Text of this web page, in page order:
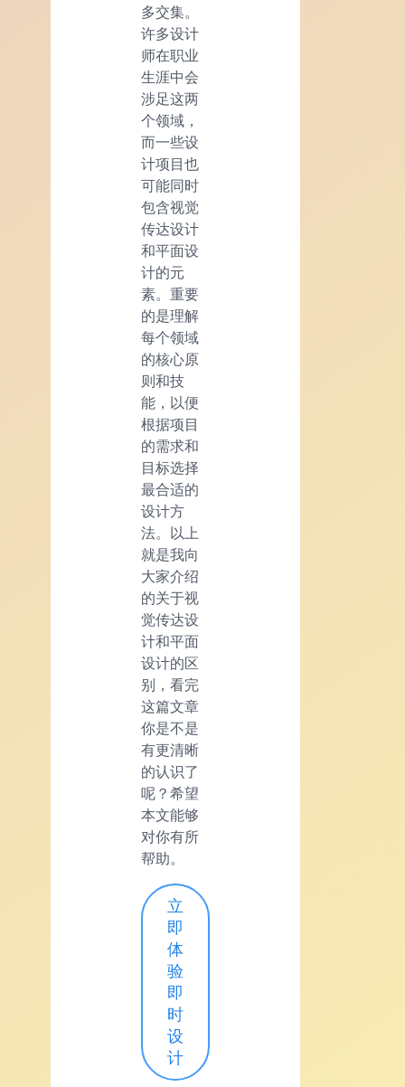
多交集。
许多设计
师在职业
生涯中会
涉足这两
个领域，
而一些设
计项目也
可能同时
包含视觉
传达设计
和平面设
计的元
素。重要
的是理解
每个领域
的核心原
则和技
能，以便
根据项目
的需求和
目标选择
最合适的
设计方
法。以上
就是我向
大家介绍
的关于视
觉传达设
计和平面
设计的区
别，看完
这篇文章
你是不是
有更清晰
的认识了
呢？希望
本文能够
对你有所
帮助。
立
即
体
验
即
时
设
计